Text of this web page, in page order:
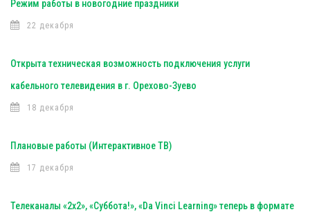
Режим работы в новогодние праздники
22 декабря
Открыта техническая возможность подключения услуги
кабельного телевидения в г. Орехово-Зуево
18 декабря
Плановые работы (Интерактивное ТВ)
17 декабря
Телеканалы «2х2», «Суббота!», «Da Vinci Learning» теперь в формате